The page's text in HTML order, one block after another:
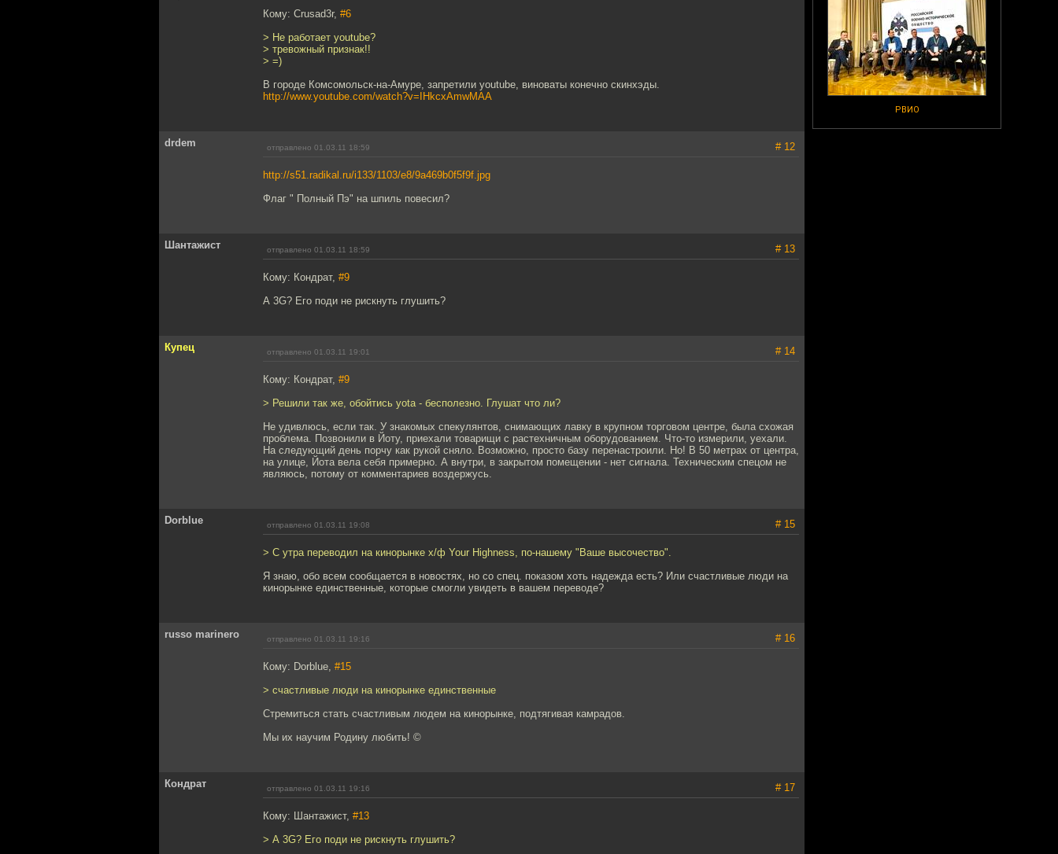
РВИО
Кому: Crusad3r, #6
> Не работает youtube?
> тревожный признак!!
> =)
В городе Комсомольск-на-Амуре, запретили youtube, виноваты конечно скинхэды.
http://www.youtube.com/watch?v=IHkcxAmwMAA
drdem отправлено 01.03.11 18:59 # 12
http://s51.radikal.ru/i133/1103/e8/9a469b0f5f9f.jpg
Флаг " Полный Пэ" на шпиль повесил?
Шантажист отправлено 01.03.11 18:59 # 13
Кому: Кондрат, #9
А 3G? Его поди не рискнуть глушить?
Купец отправлено 01.03.11 19:01 # 14
Кому: Кондрат, #9
> Решили так же, обойтись yota - бесполезно. Глушат что ли?
Не удивлюсь, если так. У знакомых спекулянтов, снимающих лавку в крупном торговом центре, была схожая
проблема. Позвонили в Йоту, приехали товарищи с растехничным оборудованием. Что-то измерили, уехали.
На следующий день порчу как рукой сняло. Возможно, просто базу перенастроили. Но! В 50 метрах от центра,
на улице, Йота вела себя примерно. А внутри, в закрытом помещении - нет сигнала. Техническим спецом не
являюсь, потому от комментариев воздержусь.
Dorblue отправлено 01.03.11 19:08 # 15
> С утра переводил на кинорынке х/ф Your Highness, по-нашему "Ваше высочество".
Я знаю, обо всем сообщается в новостях, но со спец. показом хоть надежда есть? Или счастливые люди на
кинорынке единственные, которые смогли увидеть в вашем переводе?
russo marinero отправлено 01.03.11 19:16 # 16
Кому: Dorblue, #15
> счастливые люди на кинорынке единственные
Cтремиться стать счастливым людем на кинорынке, подтягивая камрадов.
Мы их научим Родину любить! ©
Кондрат отправлено 01.03.11 19:16 # 17
Кому: Шантажист, #13
> А 3G? Его поди не рискнуть глушить?